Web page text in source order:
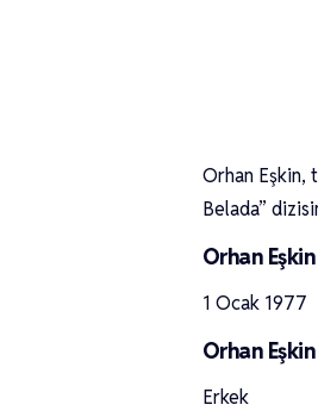
Orhan Eşkin,
Belada”
Orhan
1 Ocak 1977
Orhan
Erkek